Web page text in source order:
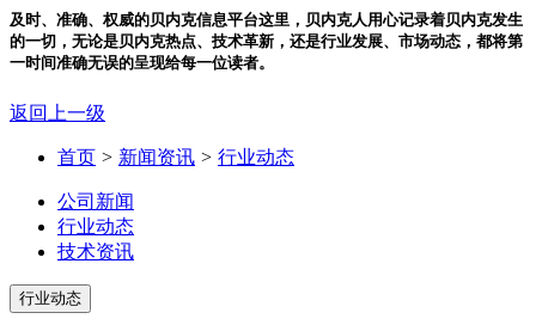
及时、准确、权威的贝内克信息平台这里，贝内克人用心记录着贝内克发生
的一切，无论是贝内克热点、技术革新，还是行业发展、市场动态，都将第
一时间准确无误的呈现给每一位读者。
返回上一级
首页 > 新闻资讯 > 行业动态
公司新闻
行业动态
技术资讯
行业动态